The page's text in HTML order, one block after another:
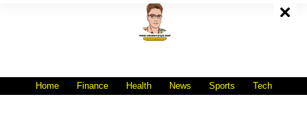
Home Finance Health News Sports Tech